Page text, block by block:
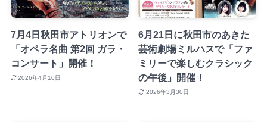
7月4日秋田市アトリオンで
「オペラ名曲 第2回 ガラ・
コンサート」開催！
2026年4月10日
6月21日に秋田市のあきた
芸術劇場ミルハスで「ファ
ミリーで楽しむクラシック
の午後」開催！
2026年3月30日